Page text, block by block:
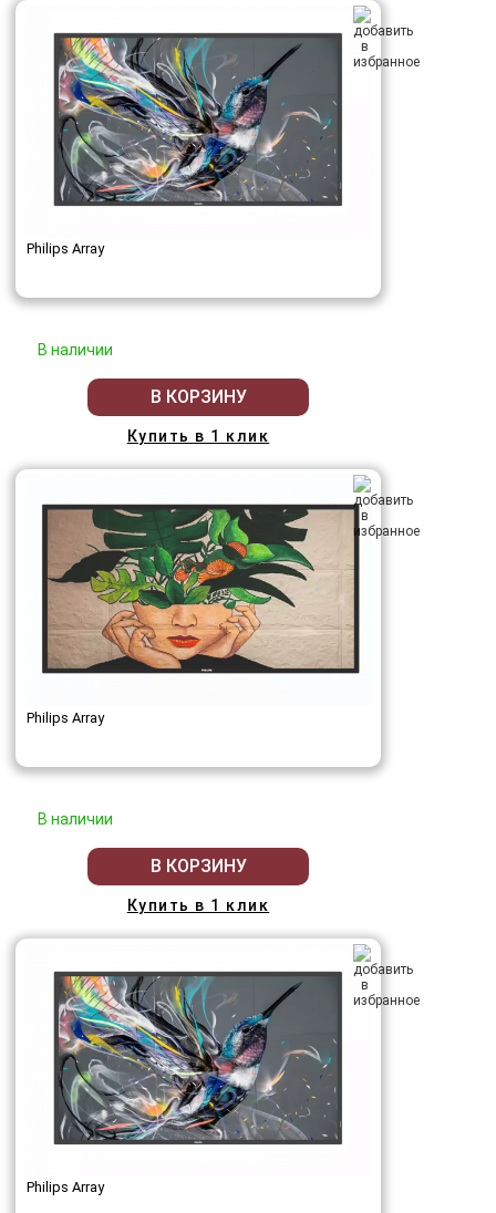
Philips Array
В наличии
В КОРЗИНУ
Купить в 1 клик
Philips Array
В наличии
В КОРЗИНУ
Купить в 1 клик
Philips Array